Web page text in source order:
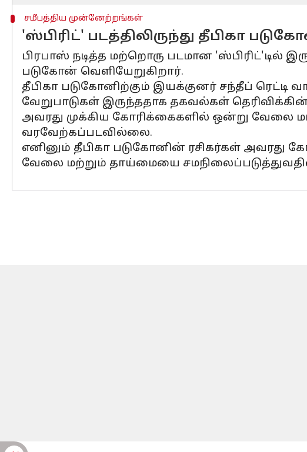
சமீபத்திய முன்னேற்றங்கள்
'ஸ்பிரிட்' படத்திலிருந்து தீபிகா
பிரபாஸ் நடித்த மற்றொரு படமான 'ஸ்பிரிட்'டில்
படுகோன் வெளியேறுகிறார்.
தீபிகா படுகோனிற்கும் இயக்குனர் சந்தீப்
வேறுபாடுகள் இருந்ததாக தகவல்கள்
அவரது முக்கிய கோரிக்கைகளில் ஒன்று வேலை
வரவேற்கப்படவில்லை.
எனினும் தீபிகா படுகோனின் ரசிகர்கள்
வேலை மற்றும் தாய்மையை